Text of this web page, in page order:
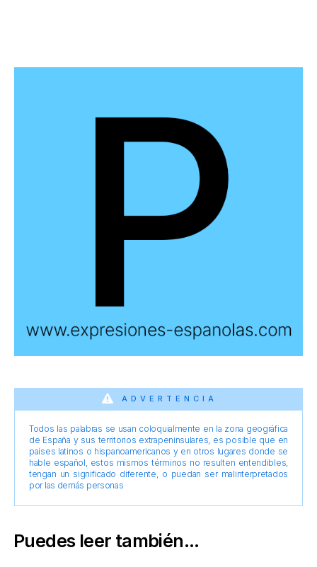
ADVERTENCIA
Todos las palabras se usan coloquialmente en la zona geográfica
de España y sus territorios extrapeninsulares, es posible que en
países latinos o hispanoamericanos y en otros lugares donde se
hable español, estos mismos términos no resulten entendibles,
tengan un significado diferente, o puedan ser malinterpretados
por las demás personas
Puedes leer también...